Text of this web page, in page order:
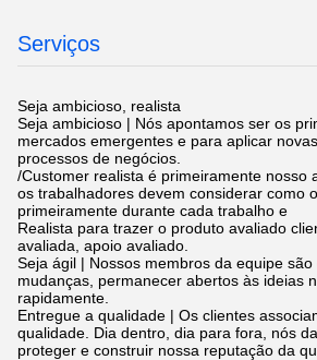
Serviços
Seja ambicioso, realista
Seja ambicioso | Nós apontamos ser os
mercados emergentes e para aplicar
processos de negócios.
/Customer realista é primeiramente nosso
os trabalhadores devem considerar como
primeiramente durante cada trabalho e
Realista para trazer o produto avaliado
avaliada, apoio avaliado.
Seja ágil | Nossos membros da equipe
mudanças, permanecer abertos às ideias
rapidamente.
Entregue a qualidade | Os clientes
qualidade. Dia dentro, dia para fora, nós
proteger e construir nossa reputação da